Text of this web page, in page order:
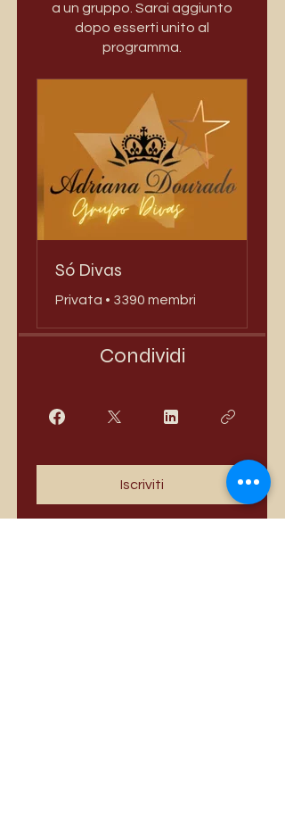
a un gruppo. Sarai aggiunto
dopo esserti unito al
programma.
Só Divas
Privata • 3390 membri
Condividi
Iscriviti